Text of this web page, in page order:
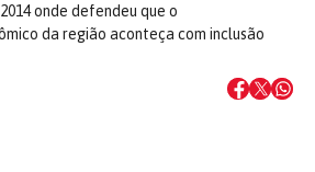
onde defendeu que o
da região aconteça com inclusão